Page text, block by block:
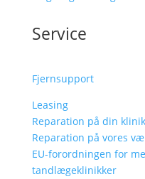
Service
Fjernsupport
Leasing
Reparation på din klinik
Reparation på vores
EU-forordningen for
tandlægeklinikker